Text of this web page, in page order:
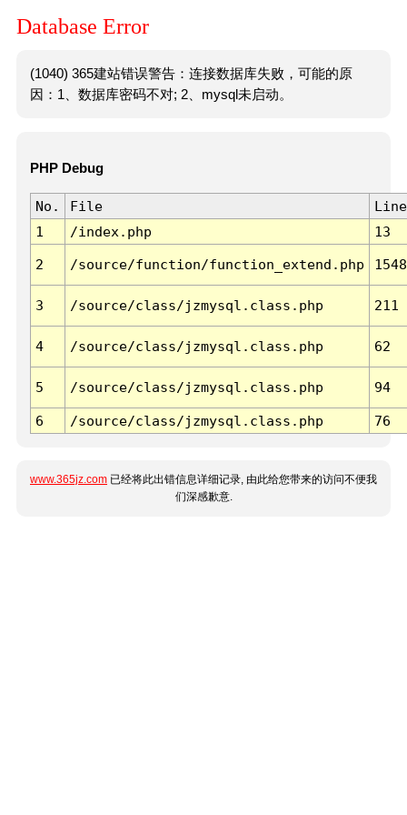
Database Error
(1040) 365建站错误警告：连接数据库失败，可能的原
因：1、数据库密码不对; 2、mysql未启动。
PHP Debug
No. File
Line
1
/index.php 13
2 /source/function/function_extend.php 1548
3 /source/class/jzmysql.class.php 211
4 /source/class/jzmysql.class.php 62
5 /source/class/jzmysql.class.php 94
6 /source/class/jzmysql.class.php 76
www.365jz.com 已经将此出错信息详细记录, 由此给您带来的访问不便我
们深感歉意.